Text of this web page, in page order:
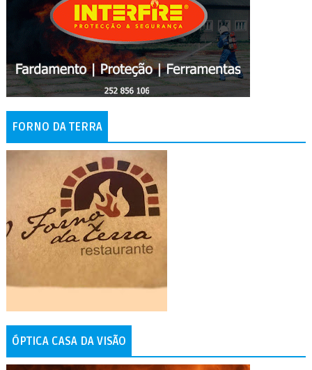
FORNO DA TERRA
ÓPTICA CASA DA VISÃO